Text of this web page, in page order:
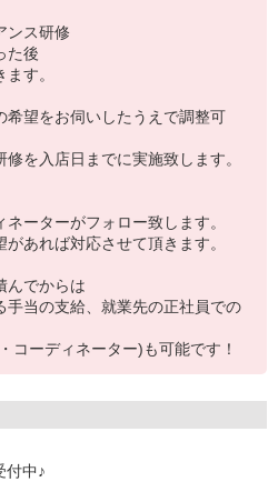
ンス研修
た後
す。
希望をお伺いしたうえで調整可
を入店日までに実施致します。
ーターがフォロー致します。
あれば対応させて頂きます。
んでからは
手当の支給、就業先の正社員での
コーディネーター)も可能です！
付中♪